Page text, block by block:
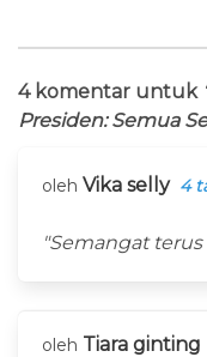
4 komentar untuk
Presiden: Semua
oleh Vika selly 4
"Semangat
oleh Tiara ginting